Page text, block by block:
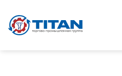
Перейти к основному